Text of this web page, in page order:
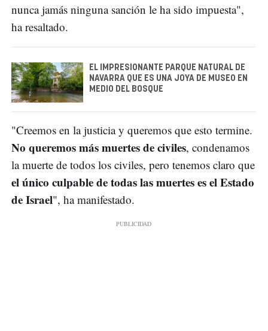
nunca jamás ninguna sanción le ha sido impuesta",
ha resaltado.
EL IMPRESIONANTE PARQUE NATURAL DE
NAVARRA QUE ES UNA JOYA DE MUSEO EN
MEDIO DEL BOSQUE
"Creemos en la justicia y queremos que esto termine.
No queremos más muertes de civiles, condenamos
la muerte de todos los civiles, pero tenemos claro que
el único culpable de todas las muertes es el Estado
de Israel", ha manifestado.